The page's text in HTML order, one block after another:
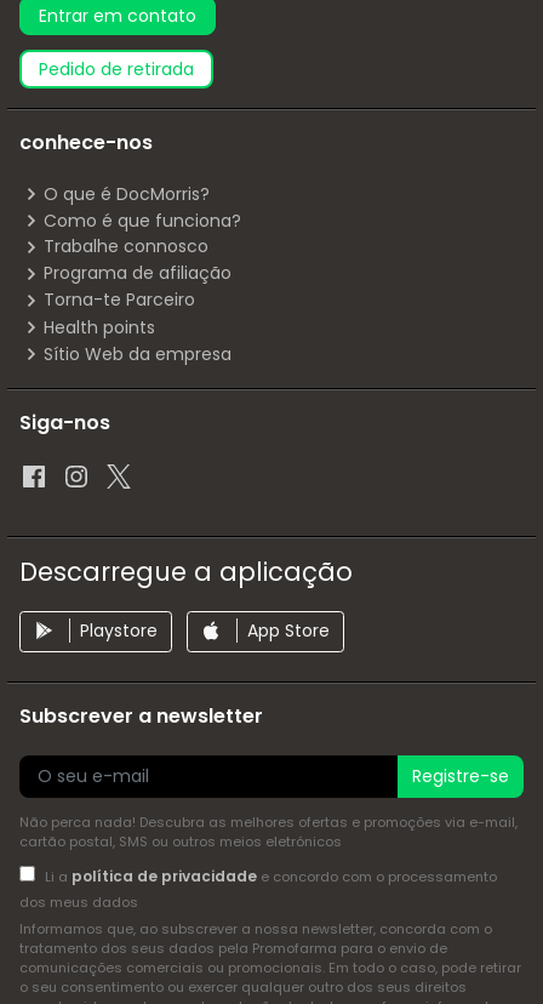
Entrar em contato
pedido de retirada
conhece-nos
O que é DocMorris?
Como é que funciona?
Trabalhe connosco
Programa de afiliação
Torna-te Parceiro
Health points
Sítio Web da empresa
Siga-nos
Descarregue a aplicação
Playstore App Store
Subscrever a newsletter
Registre-se
Não perca nada! Descubra as melhores ofertas e promoções via e-mail,
cartão postal, SMS ou outros meios eletrónicos
Li a política de privacidadee concordo com o processamento
dos meus dados
Informamos que, ao subscrever a nossa newsletter, concorda com o
tratamento dos seus dados pela Promofarma para o envio de
comunicações comerciais ou promocionais. Em todo o caso, pode retirar
o seu consentimento ou exercer qualquer outro dos seus direitos